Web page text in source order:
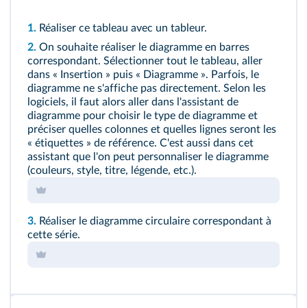
1. Réaliser ce tableau avec un tableur.
2. On souhaite réaliser le diagramme en barres
correspondant. Sélectionner tout le tableau, aller
dans « Insertion » puis « Diagramme ». Parfois, le
diagramme ne s'affiche pas directement. Selon les
logiciels, il faut alors aller dans l'assistant de
diagramme pour choisir le type de diagramme et
préciser quelles colonnes et quelles lignes seront les
« étiquettes » de référence. C'est aussi dans cet
assistant que l'on peut personnaliser le diagramme
(couleurs, style, titre, légende, etc.).
3. Réaliser le diagramme circulaire correspondant à
cette série.